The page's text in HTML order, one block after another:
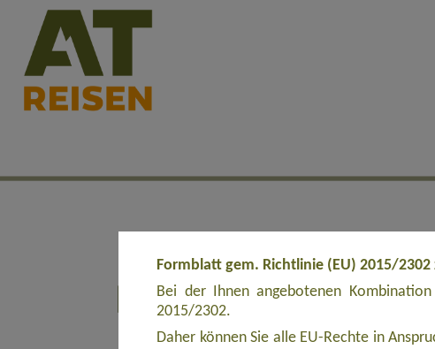
Formblatt gem. Richtlinie (EU) 2015/
Bei der Ihnen angebotenen
2015/2302.
Daher können Sie alle EU-Rechte in